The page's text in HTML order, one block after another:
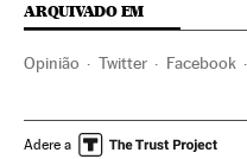
ARQUIVADO EM
Opinião Twitter Facebook
Telefonia celular multimídia
Adere a